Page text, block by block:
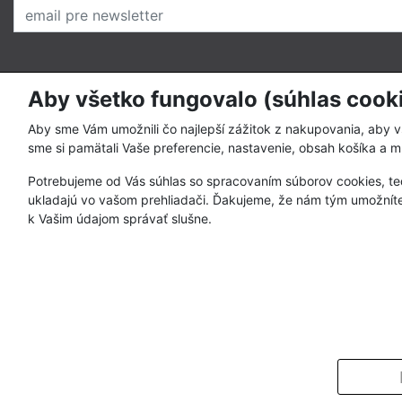
Aby všetko fungovalo (súhlas
Aby sme Vám umožnili čo najlepší zážitok z nakupovania, aby
sme si pamätali Vaše preferencie, nastavenie, obsah košíka a
Potrebujeme od Vás súhlas so spracovaním súborov cookies,
ukladajú vo vašom prehliadači. Ďakujeme, že nám tým
k Vašim údajom správať slušne.
O nás
Prečo nakupovať u nás
Kto sme
Kontakty
Pre
Ako
Spôsoby
Obchodné
© 2018 VEREDA SPORT.